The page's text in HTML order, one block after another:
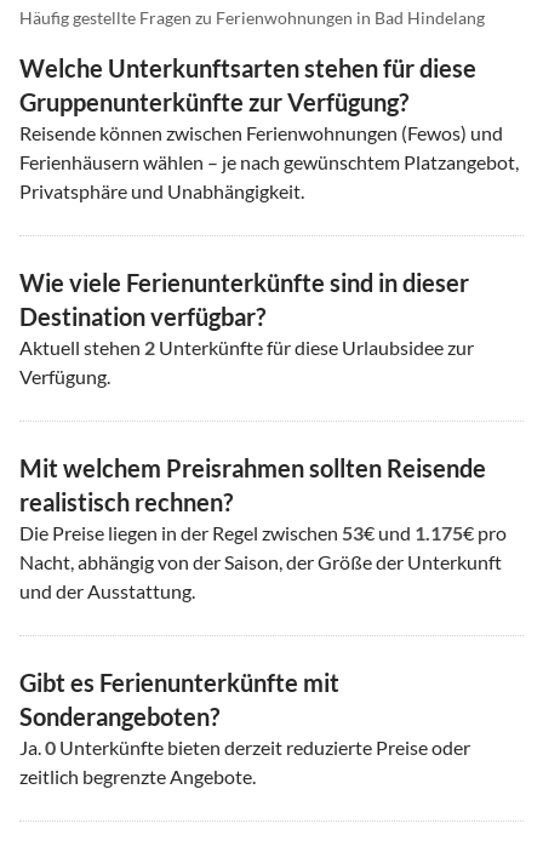
Häufig gestellte Fragen zu Ferienwohnungen in Bad Hindelang
Welche Unterkunftsarten stehen für diese
Gruppenunterkünfte zur Verfügung?
Reisende können zwischen Ferienwohnungen (Fewos) und
Ferienhäusern wählen – je nach gewünschtem Platzangebot,
Privatsphäre und Unabhängigkeit.
Wie viele Ferienunterkünfte sind in dieser
Destination verfügbar?
Aktuell stehen 2 Unterkünfte für diese Urlaubsidee zur
Verfügung.
Mit welchem Preisrahmen sollten Reisende
realistisch rechnen?
Die Preise liegen in der Regel zwischen 53€ und 1.175€ pro
Nacht, abhängig von der Saison, der Größe der Unterkunft
und der Ausstattung.
Gibt es Ferienunterkünfte mit
Sonderangeboten?
Ja.0 Unterkünfte bieten derzeit reduzierte Preise oder
zeitlich begrenzte Angebote.